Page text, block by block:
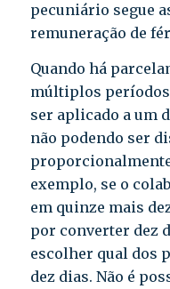
pecuniário segue
remuneração de
Quando há
múltiplos
ser aplicado a um
não podendo ser
exemplo, se o
em quinze mais
por converter dez
escolher qual dos
dez dias. Não é